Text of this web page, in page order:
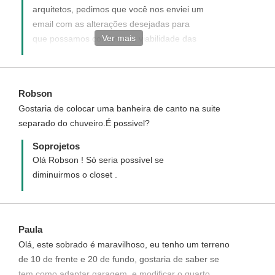
arquitetos, pedimos que você nos enviei um
email com as alterações desejadas para
que possamos confirmar a viabilidade das
Email:atendimento@soprojetos.com.br
Ver mais
Robson
Gostaria de colocar uma banheira de canto na suite
separado do chuveiro.É possivel?
Soprojetos
Olá Robson ! Só seria possível se
diminuirmos o closet .
Paula
Olá, este sobrado é maravilhoso, eu tenho um terreno
de 10 de frente e 20 de fundo, gostaria de saber se